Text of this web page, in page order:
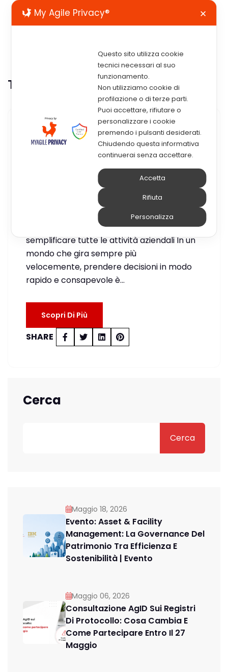
Tag: gestione attività
14 Ottobre 2020
Come Semplificare E
Velocizzare I Processi
Aziendali Con SAP Business
Un’unica soluzione per velocizzare e
semplificare tutte le attività aziendali In un
mondo che gira sempre più
velocemente, prendere decisioni in modo
rapido e consapevole è…
Scopri Di Più
SHARE
Cerca
Cerca
Maggio 18, 2026
Evento: Asset & Facility
Management: La Governance Del
Patrimonio Tra Efficienza E
Sostenibilità | Evento
Maggio 06, 2026
Consultazione AgID Sui Registri
Di Protocollo: Cosa Cambia E
Come Partecipare Entro Il 27
Maggio
My Agile Privacy® ✕
Questo sito utilizza cookie
tecnici necessari al suo
funzionamento.
Non utilizziamo cookie di
profilazione o di terze parti.
Puoi accettare, rifiutare o
personalizzare i cookie
premendo i pulsanti desiderati.
Chiudendo questa informativa
continuerai senza accettare.
Accetta
Rifiuta
Personalizza